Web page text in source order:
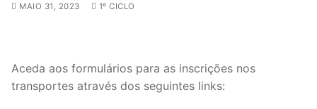
FENPROF CGTP-IN FRENTE COMUM
for:
MAIO 31, 2023 1º CICLO
Aceda aos formulários para as inscrições nos
transportes através dos seguintes links: